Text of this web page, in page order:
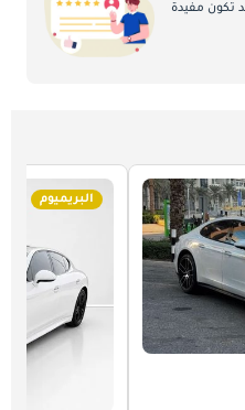
تكون مفيدة
البريميوم